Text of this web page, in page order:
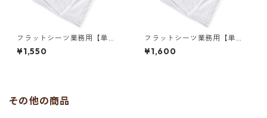
フラットシーツ業務用【単
品】綿100% 180×290cm ダ
ブルサイズ メール便（ポスト
¥1,550
フラットシーツ業務用【単
品】綿100% 183cm×300cm
ダブルロングサイズ 薄手タイ
¥1,600
その他の商品